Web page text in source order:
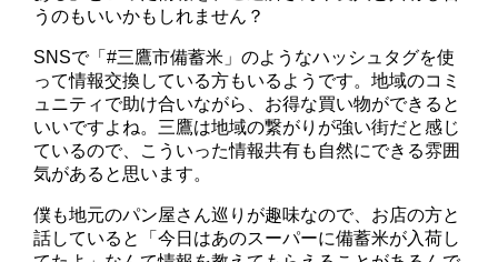
うのもいいかもしれません？
SNSで「#三鷹市備蓄米」のようなハッシュタグを使
って情報交換している方もいるようです。地域のコミ
ュニティで助け合いながら、お得な買い物ができると
いいですよね。三鷹は地域の繋がりが強い街だと感じ
ているので、こういった情報共有も自然にできる雰囲
気があると思います。
僕も地元のパン屋さん巡りが趣味なので、お店の方と
話していると「今日はあのスーパーに備蓄米が入荷し